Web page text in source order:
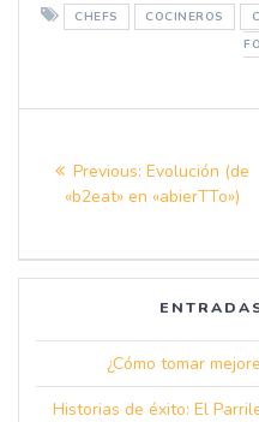
CHEFS COCINEROS
de
Previous: Previous
post:
Evolución (de
«b2eat» en «abierTTo»)
¿Cómo tomar
Historias de éxito: El